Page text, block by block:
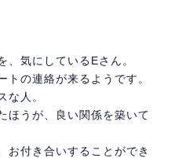
、気にしているEさん。
トの連絡が来るようです。
な人。
ほうが、良い関係を築いて
お付き合いすることができ